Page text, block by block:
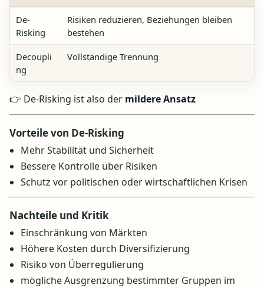
De-
Risking
Risiken reduzieren, Beziehungen bleiben
bestehen
Decoupli
ng
Vollständige Trennung
👉 De-Risking ist also der mildere Ansatz
Vorteile von De-Risking
Mehr Stabilität und Sicherheit
Bessere Kontrolle über Risiken
Schutz vor politischen oder wirtschaftlichen Krisen
Nachteile und Kritik
Einschränkung von Märkten
Höhere Kosten durch Diversifizierung
Risiko von Überregulierung
mögliche Ausgrenzung bestimmter Gruppen im